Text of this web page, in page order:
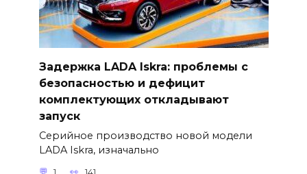
Задержка LADA Iskra: проблемы с
безопасностью и дефицит
комплектующих откладывают
запуск
Серийное производство новой модели
LADA Iskra, изначально